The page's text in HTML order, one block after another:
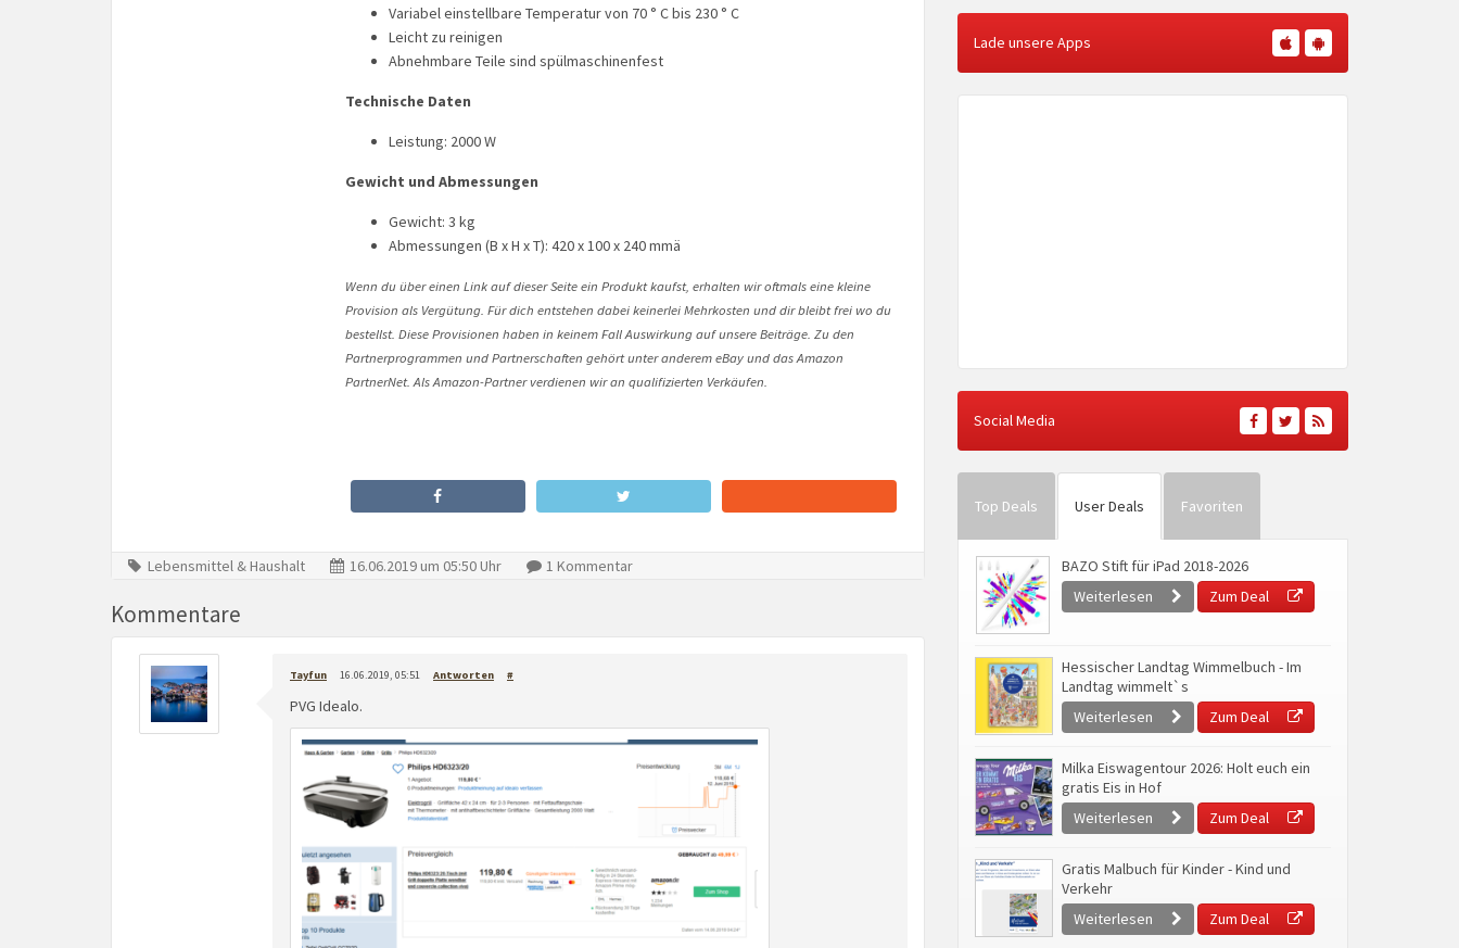
Variabel einstellbare Temperatur von 70 ° C bis 230 ° C
Leicht zu reinigen
Abnehmbare Teile sind spülmaschinenfest
Technische Daten
Leistung: 2000 W
Gewicht und Abmessungen
Gewicht: 3 kg
Abmessungen (B x H x T): 420 x 100 x 240 mmä
Wenn du über einen Link auf dieser Seite ein Produkt kaufst, erhalten wir oftmals eine kleine
Provision als Vergütung. Für dich entstehen dabei keinerlei Mehrkosten und dir bleibt frei wo du
bestellst. Diese Provisionen haben in keinem Fall Auswirkung auf unsere Beiträge. Zu den
Partnerprogrammen und Partnerschaften gehört unter anderem eBay und das Amazon
PartnerNet. Als Amazon-Partner verdienen wir an qualifizierten Verkäufen.
Lebensmittel & Haushalt 16.06.2019 um 05:50 Uhr 1 Kommentar
Kommentare
Tayfun 16.06.2019, 05:51 Antworten #
PVG Idealo.
Lade unsere Apps
Social Media
Top Deals User Deals Favoriten
BAZO Stift für iPad 2018-2026
Weiterlesen
Zum Deal
Hessischer Landtag Wimmelbuch - Im
Landtag wimmelt`s
Weiterlesen
Zum Deal
Milka Eiswagentour 2026: Holt euch ein
gratis Eis in Hof
Weiterlesen
Zum Deal
Gratis Malbuch für Kinder - Kind und
Verkehr
Weiterlesen
Zum Deal